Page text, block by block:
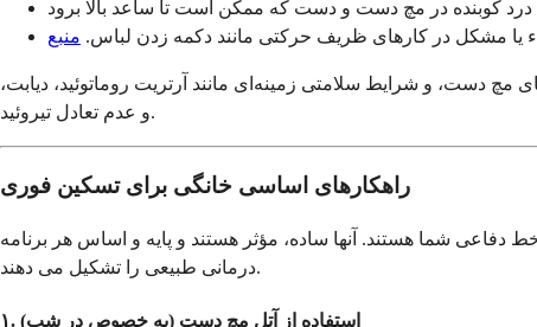
یا مشکل در کارهای ظریف حرکتی مانند دکمه زدن لباس. منبع
مچ دست، و شرایط سلامتی زمینه‌ای مانند آرتریت روماتوئید، دیابت،
و عدم تعادل تیروئید.
راهکارهای اساسی خانگی برای تسکین فوری
دفاعی شما هستند. آنها ساده، مؤثر هستند و پایه و اساس هر برنامه
درمانی طبیعی را تشکیل می دهند.
۱. استفاده از آتل مچ دست (به خصوص در شب)